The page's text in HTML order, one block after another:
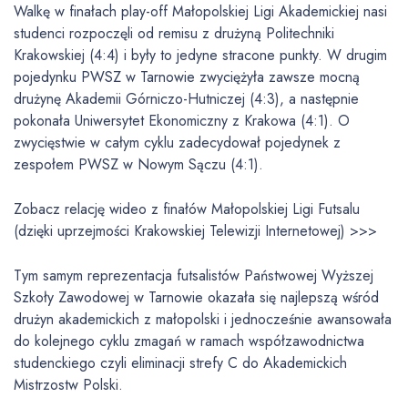
Walkę w finałach play-off Małopolskiej Ligi Akademickiej nasi
studenci rozpoczęli od remisu z drużyną Politechniki
Krakowskiej (4:4) i były to jedyne stracone punkty. W drugim
pojedynku PWSZ w Tarnowie zwyciężyła zawsze mocną
drużynę Akademii Górniczo-Hutniczej (4:3), a następnie
pokonała Uniwersytet Ekonomiczny z Krakowa (4:1). O
zwycięstwie w całym cyklu zadecydował pojedynek z
zespołem PWSZ w Nowym Sączu (4:1).
Zobacz relację wideo z finałów Małopolskiej Ligi Futsalu
(dzięki uprzejmości Krakowskiej Telewizji Internetowej) >>>
Tym samym reprezentacja futsalistów Państwowej Wyższej
Szkoły Zawodowej w Tarnowie okazała się najlepszą wśród
drużyn akademickich z małopolski i jednocześnie awansowała
do kolejnego cyklu zmagań w ramach współzawodnictwa
studenckiego czyli eliminacji strefy C do Akademickich
Mistrzostw Polski.